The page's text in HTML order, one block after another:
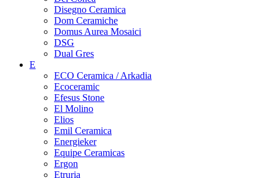
Disegno Ceramica
Dom Ceramiche
Domus Aurea Mosaici
DSG
Dual Gres
E
ECO Ceramica / Arkadia
Ecoceramic
Efesus Stone
El Molino
Elios
Emil Ceramica
Energieker
Equipe Ceramicas
Ergon
Etruria